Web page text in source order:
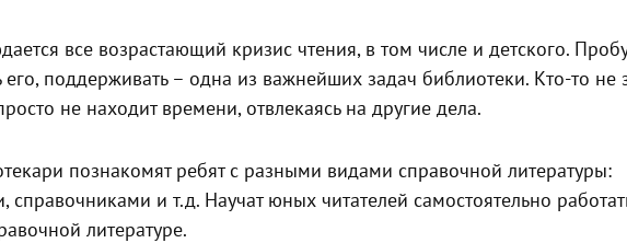
все возрастающий кризис чтения, в том числе и детского.
его, поддерживать – одна из важнейших задач библиотеки. Кто-то не
не находит времени, отвлекаясь на другие дела.
познакомят ребят с разными видами справочной литературы:
и т.д. Научат юных читателей самостоятельно
литературе.